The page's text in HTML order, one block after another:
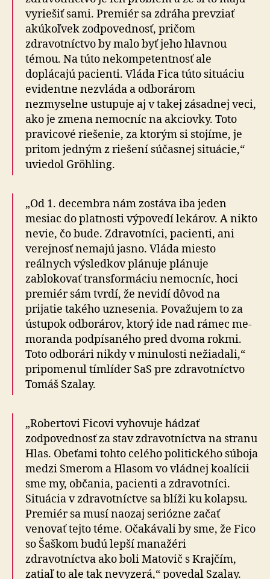
vyriešiť sami. Premiér sa zdráha prevziať
akúkoľvek zodpovednosť, pričom
zdravotníctvo by malo byť jeho hlavnou
témou. Na túto nekompetentnosť ale
doplácajú pacienti. Vláda Fica túto situáciu
evidentne nezvláda a odborárom
nezmyselne ustupuje aj v takej zásadnej veci,
ako je zmena nemocníc na akciovky. Toto
pra­vi­co­vé riešenie, za ktorým si stojíme, je
pritom jedným z rie­še­ní súčasnej situácie,“
uviedol Gröhling.
„Od 1. decembra nám zostáva iba jeden
mesiac do platnosti výpovedí lekárov. A nikto
nevie, čo bude. Zdravotníci, pacienti, ani
verejnosť nemajú jasno. Vláda miesto
reálnych výsledkov plánuje plánuje
zablokovať transformáciu nemocníc, hoci
premiér sám tvrdí, že nevidí dôvod na
prijatie takého uznesenia. Považujem to za
ústupok odborárov, ktorý ide nad rámec me­
mo­ran­da podpísaného pred dvoma rokmi.
Toto odborári nikdy v minulosti nežiadali,“
pripomenul tímlíder SaS pre zdravotníctvo
Tomáš Szalay.
„Robertovi Ficovi vyhovuje hádzať
zodpovednosť za stav zdravotníctva na stranu
Hlas. Obeťami tohto celého politického súboja
medzi Smerom a Hlasom vo vládnej koalícii
sme my, občania, pacienti a zdravotníci.
Situácia v zdravotníctve sa blíži ku kolapsu.
Premiér sa musí naozaj seriózne začať
venovať tejto téme. Oča­ká­va­li by sme, že Fico
so Šaškom budú lepší manažéri
zdravotníctva ako boli Matovič s Krajčím,
zatiaľ to ale tak nevyzerá,“ povedal Szalay.